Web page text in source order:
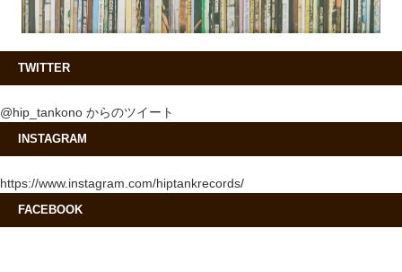
TWITTER
@hip_tankono からのツイート
INSTAGRAM
https://www.instagram.com/hiptankrecords/
FACEBOOK